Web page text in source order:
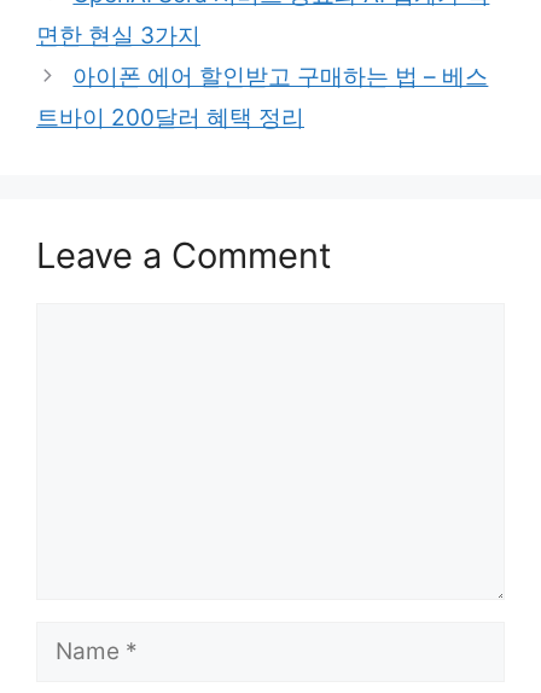
면한 현실 3가지
아이폰 에어 할인받고 구매하는 법 – 베스
트바이 200달러 혜택 정리
Leave a Comment
Name